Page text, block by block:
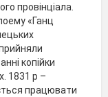
провінціала.
«Ганц
копійки
1831 р –
працювати